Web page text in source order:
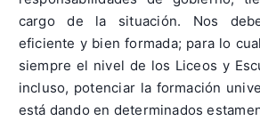
cargo de la situación. Nos
eficiente y bien formada; para lo
siempre el nivel de los Liceos y
incluso, potenciar la formación
está dando en determinados